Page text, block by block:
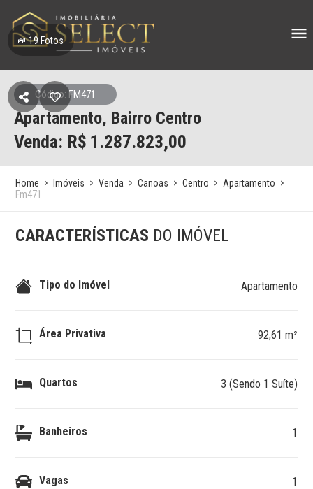
19 Fotos
Código: FM471
Apartamento, Bairro Centro
Venda: R$ 1.287.823,00
Home Imóveis Venda Canoas Centro
Apartamento
Fm471
CARACTERÍSTICAS DO IMÓVEL
Tipo do Imóvel Apartamento
Área Privativa 92,61 m²
Quartos 3 (Sendo 1 Suíte)
Banheiros 1
Vagas 1